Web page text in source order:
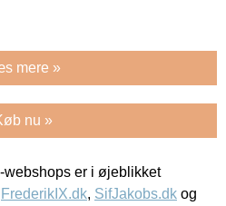
mere »
nu »
er i øjeblikket
FrederikIX.dk, SifJakobs.dk og